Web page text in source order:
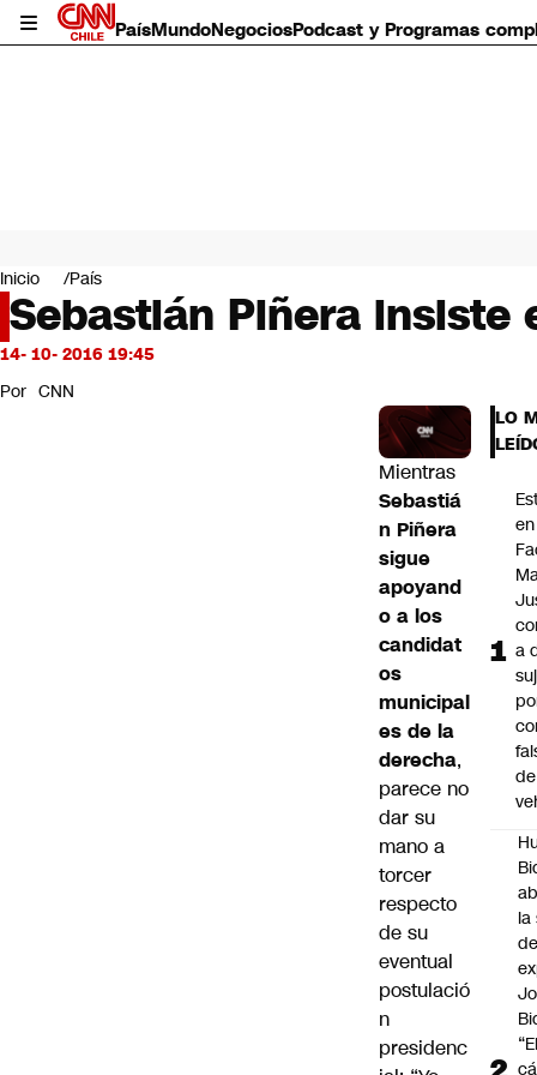
PaísMundoNegociosPodcast y Programas
Mundo
Negocios
Deportes
Programas completos
Servicios
Inicio País
Sebastián Piñera
14- 10- 2016 19:45
Por CNN
Mientras
Sebastiá
n Piñera
sigue
apoyand
o a los
candidat
os
municipal
es de la
derecha,
parece no
dar su
mano a
torcer
respecto
de su
eventual
postulació
n
presidenc
LO
en
a
de
la
“El